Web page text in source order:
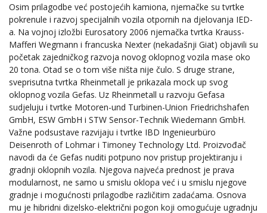
Osim prilagodbe već postojećih kamiona, njemačke su tvrtke
pokrenule i razvoj specijalnih vozila otpornih na djelovanja IED-
a. Na vojnoj izložbi Eurosatory 2006 njemačka tvrtka Krauss-
Mafferi Wegmann i francuska Nexter (nekadašnji Giat) objavili su
početak zajedničkog razvoja novog oklopnog vozila mase oko
20 tona. Otad se o tom više ništa nije čulo. S druge strane,
sveprisutna tvrtka Rheinmetall je prikazala mock up svog
oklopnog vozila Gefas. Uz Rheinmetall u razvoju Gefasa
sudjeluju i tvrtke Motoren-und Turbinen-Union Friedrichshafen
GmbH, ESW GmbH i STW Sensor-Technik Wiedemann GmbH.
Važne podsustave razvijaju i tvrtke IBD Ingenieurbüro
Deisenroth of Lohmar i Timoney Technology Ltd. Proizvođač
navodi da će Gefas nuditi potpuno nov pristup projektiranju i
gradnji oklopnih vozila. Njegova najveća prednost je prava
modularnost, ne samo u smislu oklopa već i u smislu njegove
gradnje i mogućnosti prilagodbe različitim zadaćama. Osnova
mu je hibridni dizelsko-električni pogon koji omogućuje ugradnju